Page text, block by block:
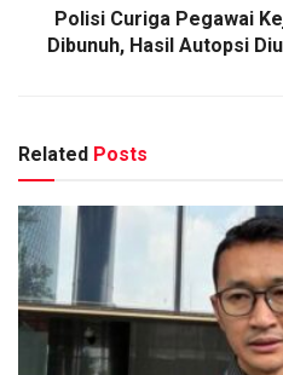
Polisi Curiga Pegawai
Dibunuh, Hasil Autopsi
Related Posts